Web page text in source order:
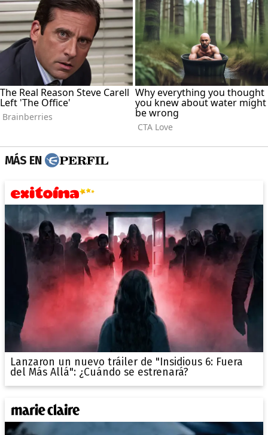
MÁS EN
Lanzaron un nuevo tráiler de "Insidious 6: Fuera
del Más Allá": ¿Cuándo se estrenará?